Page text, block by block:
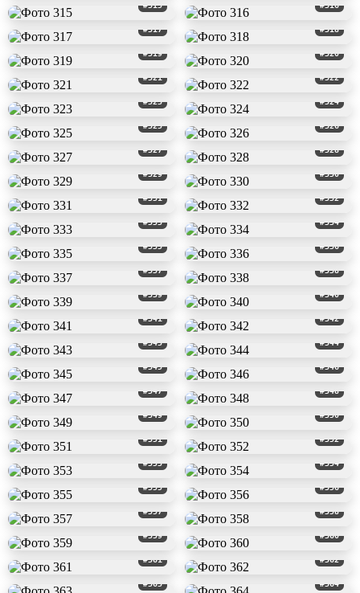
#315 #316
#317 #318
#319 #320
#321 #322
#323 #324
#325 #326
#327 #328
#329 #330
#331 #332
#333 #334
#335 #336
#337 #338
#339 #340
#341 #342
#343 #344
#345 #346
#347 #348
#349 #350
#351 #352
#353 #354
#355 #356
#357 #358
#359 #360
#361 #362
#363 #364